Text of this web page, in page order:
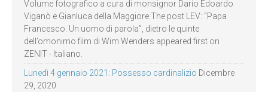
Volume fotografico a cura di monsignor Dario Edoardo
Viganò e Gianluca della Maggiore The post LEV: “Papa
Francesco. Un uomo di parola”, dietro le quinte
dell’omonimo film di Wim Wenders appeared first on
ZENIT - Italiano.
Lunedì 4 gennaio 2021: Possesso cardinalizio Dicembre
29, 2020